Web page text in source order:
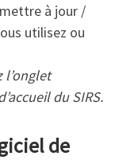
à jour /
utilisez ou
du SIRS.
de